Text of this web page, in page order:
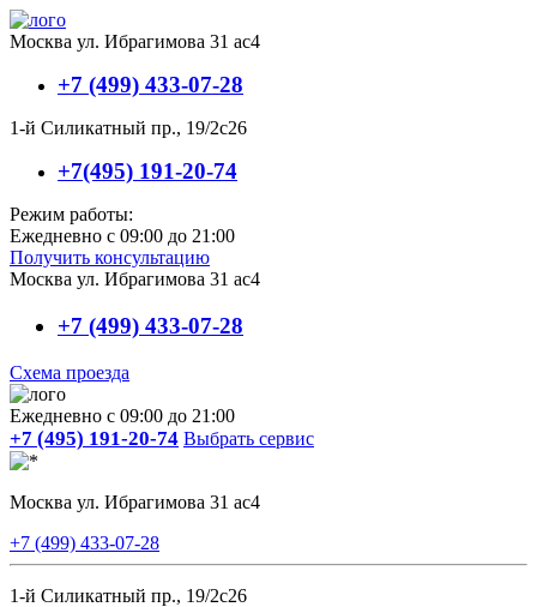
Москва ул. Ибрагимова 31 ас4
+7 (499) 433-07-28
1-й Силикатный пр., 19/2с26
+7(495) 191-20-74
Режим работы:
Ежедневно с 09:00 до 21:00
Получить консультацию
Москва ул. Ибрагимова 31 ас4
+7 (499) 433-07-28
Схема проезда
Ежедневно с 09:00 до 21:00
+7 (495) 191-20-74 Выбрать сервис
Москва ул. Ибрагимова 31 ас4
+7 (499) 433-07-28
1-й Силикатный пр., 19/2с26